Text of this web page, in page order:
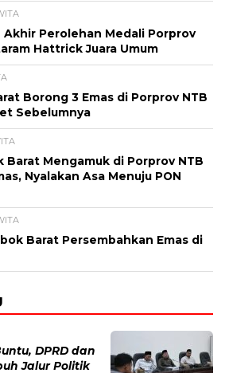
Akhir Perolehan Medali Porprov
Hattrick Juara Umum
Borong 3 Emas di Porprov NTB
Sebelumnya
Barat Mengamuk di Porprov NTB
Nyalakan Asa Menuju PON
Barat Persembahkan Emas di
DPRD dan
Jalur Politik